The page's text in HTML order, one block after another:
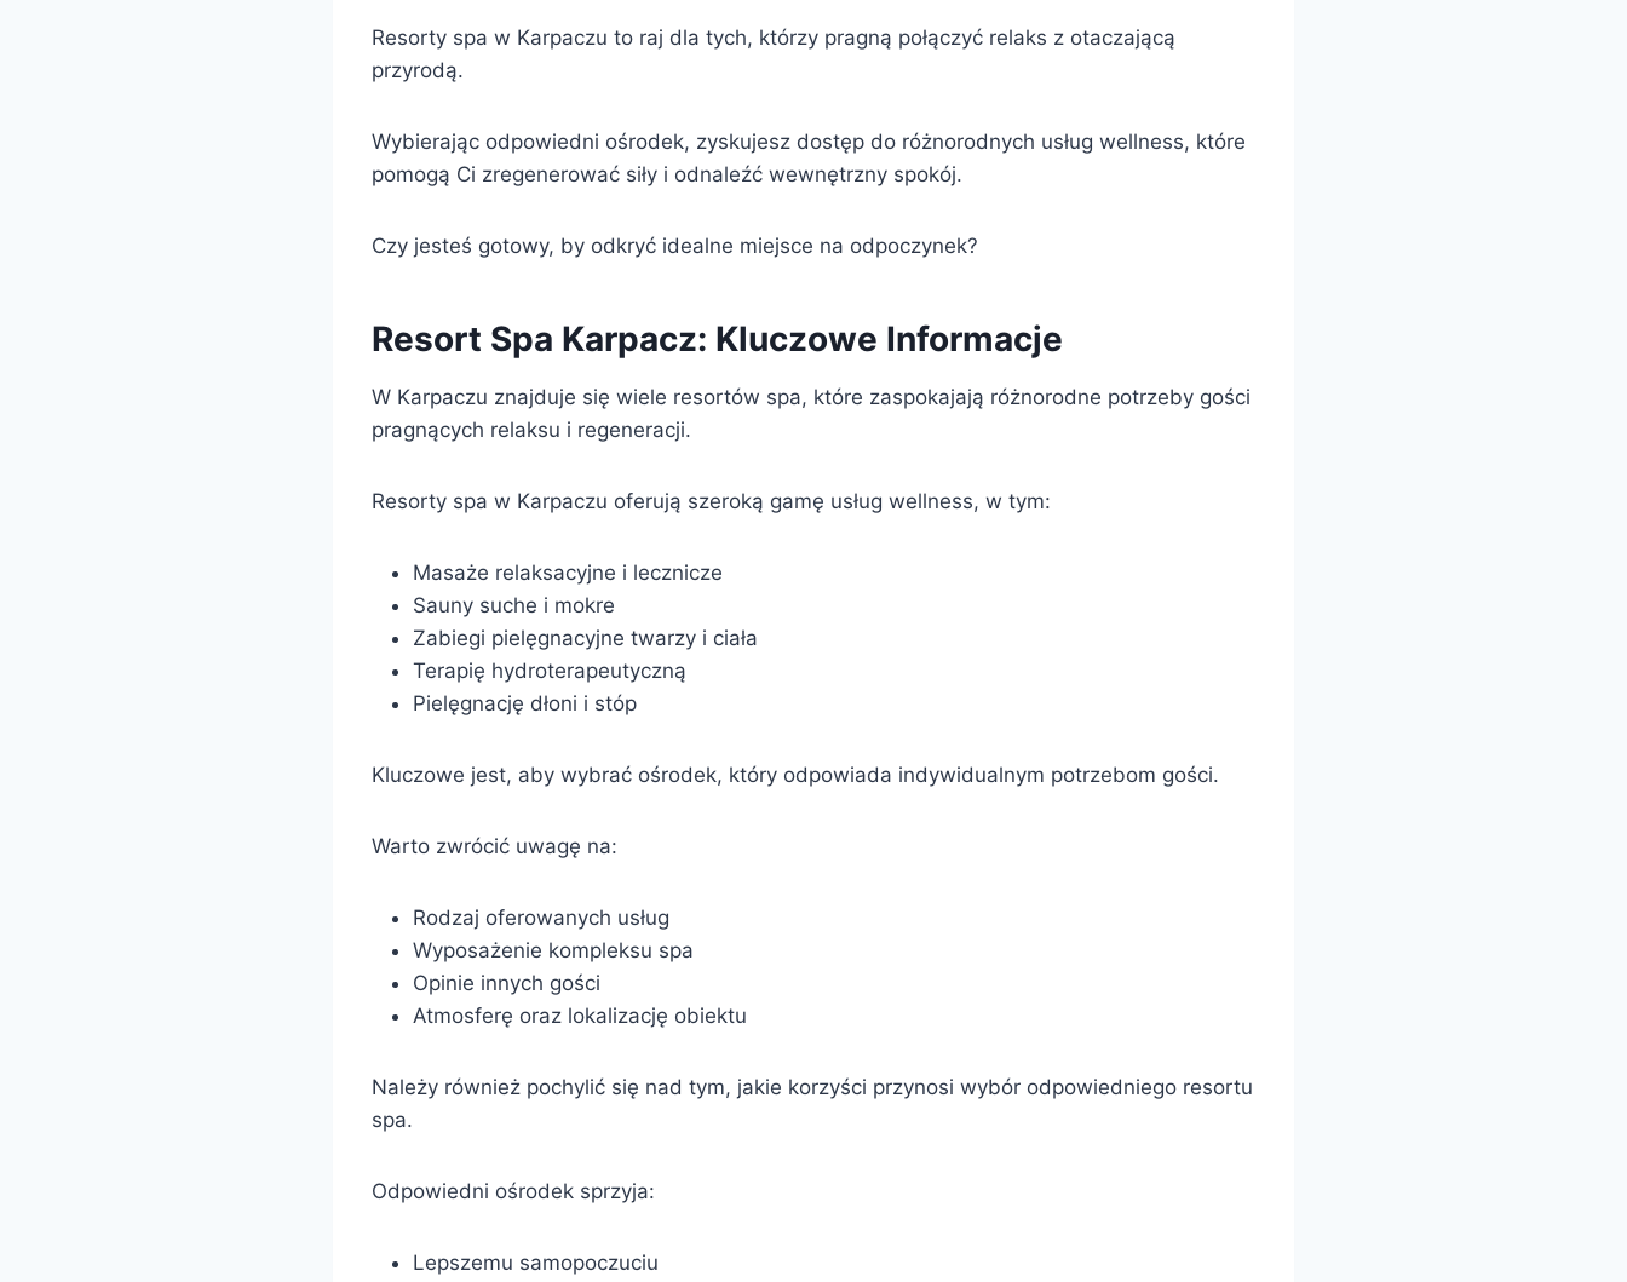
Resorty spa w Karpaczu to raj dla tych, którzy pragną połączyć relaks z otaczającą
przyrodą.
Wybierając odpowiedni ośrodek, zyskujesz dostęp do różnorodnych usług wellness, które
pomogą Ci zregenerować siły i odnaleźć wewnętrzny spokój.
Czy jesteś gotowy, by odkryć idealne miejsce na odpoczynek?
Resort Spa Karpacz: Kluczowe Informacje
W Karpaczu znajduje się wiele resortów spa, które zaspokajają różnorodne potrzeby gości
pragnących relaksu i regeneracji.
Resorty spa w Karpaczu oferują szeroką gamę usług wellness, w tym:
Masaże relaksacyjne i lecznicze
Sauny suche i mokre
Zabiegi pielęgnacyjne twarzy i ciała
Terapię hydroterapeutyczną
Pielęgnację dłoni i stóp
Kluczowe jest, aby wybrać ośrodek, który odpowiada indywidualnym potrzebom gości.
Warto zwrócić uwagę na:
Rodzaj oferowanych usług
Wyposażenie kompleksu spa
Opinie innych gości
Atmosferę oraz lokalizację obiektu
Należy również pochylić się nad tym, jakie korzyści przynosi wybór odpowiedniego resortu
spa.
Odpowiedni ośrodek sprzyja:
Lepszemu samopoczuciu